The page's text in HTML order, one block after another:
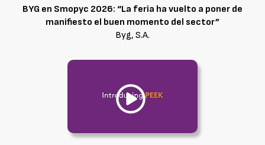
BYG en Smopyc 2026: “La feria ha vuelto a poner de
manifiesto el buen momento del sector”
Byg, S.A.